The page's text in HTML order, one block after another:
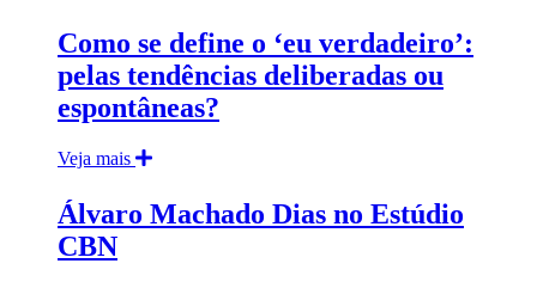
Como se define o ‘eu verdadeiro’:
pelas tendências deliberadas ou
espontâneas?
Veja mais
Álvaro Machado Dias no Estúdio
CBN